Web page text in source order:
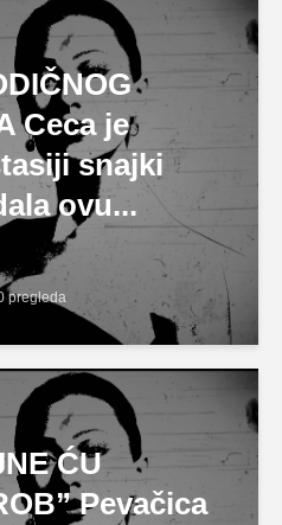
Ceca je
snajki
ovu...
pregleda
ĆU
Pevačica